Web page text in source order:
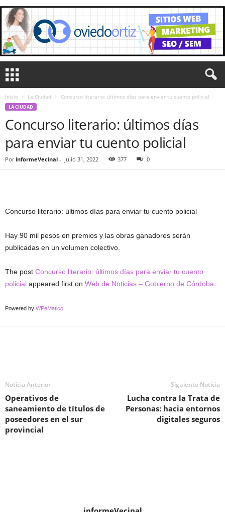
Inicio La Ciudad Concurso literario: últimos días para enviar tu cuento policial
LA CIUDAD
Concurso literario: últimos días
para enviar tu cuento policial
Por informeVecinal - julio 31, 2022 377 0
Concurso literario: últimos días para enviar tu cuento policial
Hay 90 mil pesos en premios y las obras ganadores serán
publicadas en un volumen colectivo.
The post Concurso literario: últimos días para enviar tu cuento
policial appeared first on Web de Noticias – Gobierno de Córdoba
Powered by WPeMatico
Noticia Anterior
Operativos de
saneamiento de títulos de
poseedores en el sur
provincial
Siguiente Noticia
Lucha contra la Trata de
Personas: hacia entornos
digitales seguros